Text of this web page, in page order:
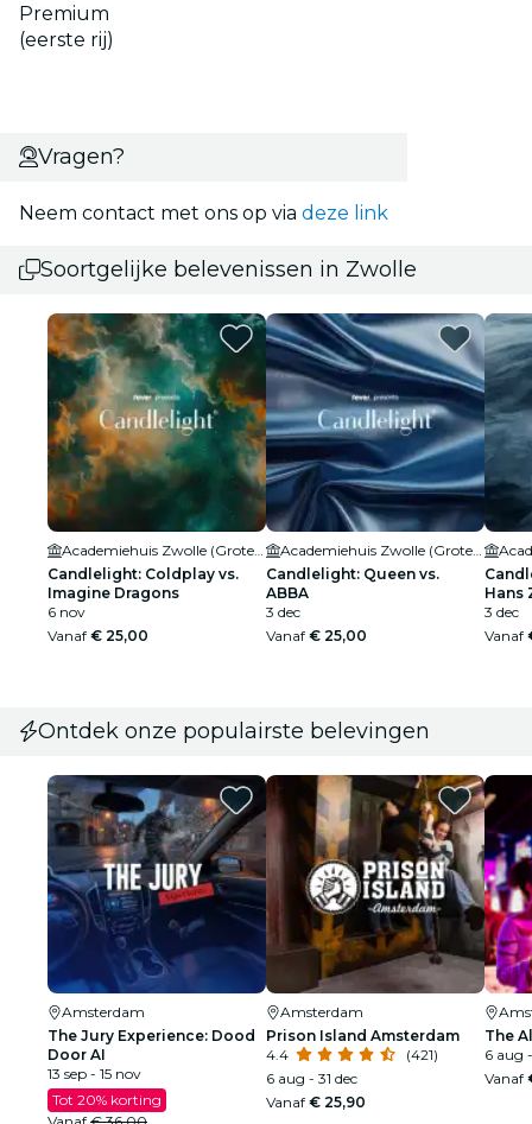
Premium
(eerste rij)
Vragen?
Neem contact met ons op via deze link
Soortgelijke belevenissen in Zwolle
Candlelight: Coldplay vs.
Imagine Dragons
6 nov
Vanaf € 25,00
Candlelight: Queen vs.
ABBA
3 dec
Vanaf € 25,00
Hans
3 dec
Vanaf
Ontdek onze populairste belevingen
Amsterdam
The Jury Experience: Dood
Door AI
13 sep - 15 nov
Tot 20% korting
Amsterdam
Prison Island Amsterdam
4.4
(421)
6 aug - 31 dec
Vanaf € 25,90
The
6 aug
Vanaf